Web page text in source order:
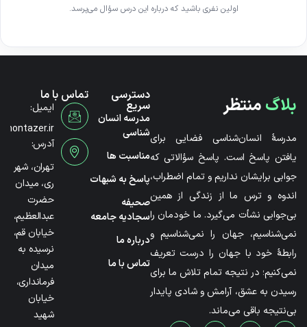
اولین نفری باشید که درباره این درس سؤال می‌پرسد.
بلاگمنتظر
مدرسۀ انسان‌شناسی فضایی برای
یافتن پاسخ است. پاسخ سؤالاتی که
جوابی برایشان نداریم و تمام اضطراب،
اندوه و ترس ما از زندگی از همین
بی‌جوابی نشأت می‌گیرد. ما خودمان را
نمی‌شناسیم، جهان را نمی‌شناسیم و
رابطۀ خود با جهان را درست تعریف
نمی‌کنیم؛ در نتیجه تمام تلاش ما برای
رسیدن به عشق، آرامش و شادی پایدار
بی‌نتیجه باقی می‌ماند.
دسترسی
سریع
مدرسه انسان
شناسی
مناسبت ها
پاسخ به شبهات
صحیفه
سجادیه جامعه
درباره ما
تماس با ما
تماس با ما
ایمیل:
آدرس:
تهران، شهر
ری، میدان
حضرت
عبدالعظیم،
خیابان قم،
نرسیده به
میدان
فرمانداری،
خیابان
شهید